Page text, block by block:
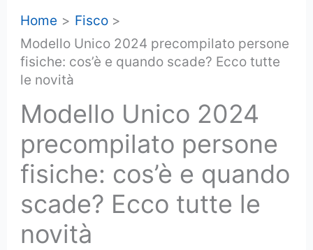
Home
Fisco
Modello Unico 2024 precompilato persone
fisiche: cos’è e quando scade? Ecco tutte
le novità
Modello Unico 2024
precompilato persone
fisiche: cos’è e quando
scade? Ecco tutte le
novità